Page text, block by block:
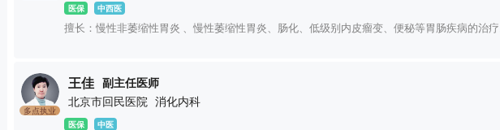
医保 中西医
擅长：慢性非萎缩性胃炎 、慢性萎缩性胃炎、肠化、低级别内皮瘤变、便秘等胃肠疾病的治疗
多点执业
王佳
副主任医师
北京市回民医院
消化内科
医保 中医